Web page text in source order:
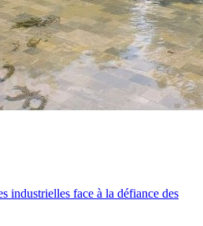
industrielles face à la défiance des